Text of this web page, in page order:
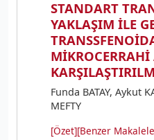
STANDART
YAKLAŞIM İLE
Funda BATAY, Aykut
MEFTY
[Özet][Benzer